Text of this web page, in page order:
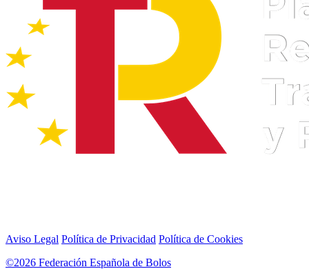
Aviso Legal Política de Privacidad Política de Cookies
©2026 Federación Española de Bolos